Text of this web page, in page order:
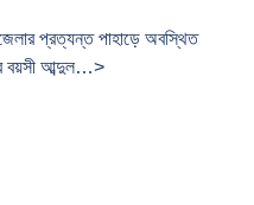
প্রত্যন্ত পাহাড়ে অবস্থিত
বয়সী আব্দুল…>